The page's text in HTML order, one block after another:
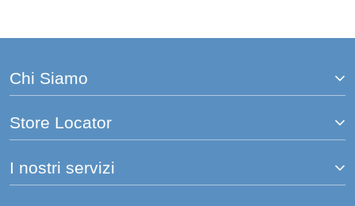
Chi Siamo
Store Locator
I nostri servizi